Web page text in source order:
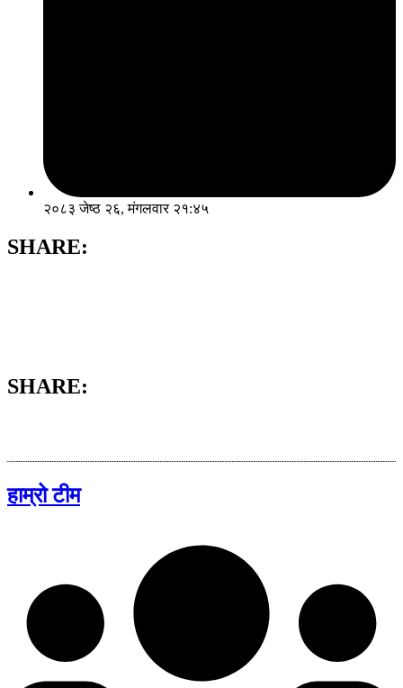
२०८३ जेष्ठ २६, मंगलवार २१:४५
SHARE:
SHARE:
हाम्रो टीम